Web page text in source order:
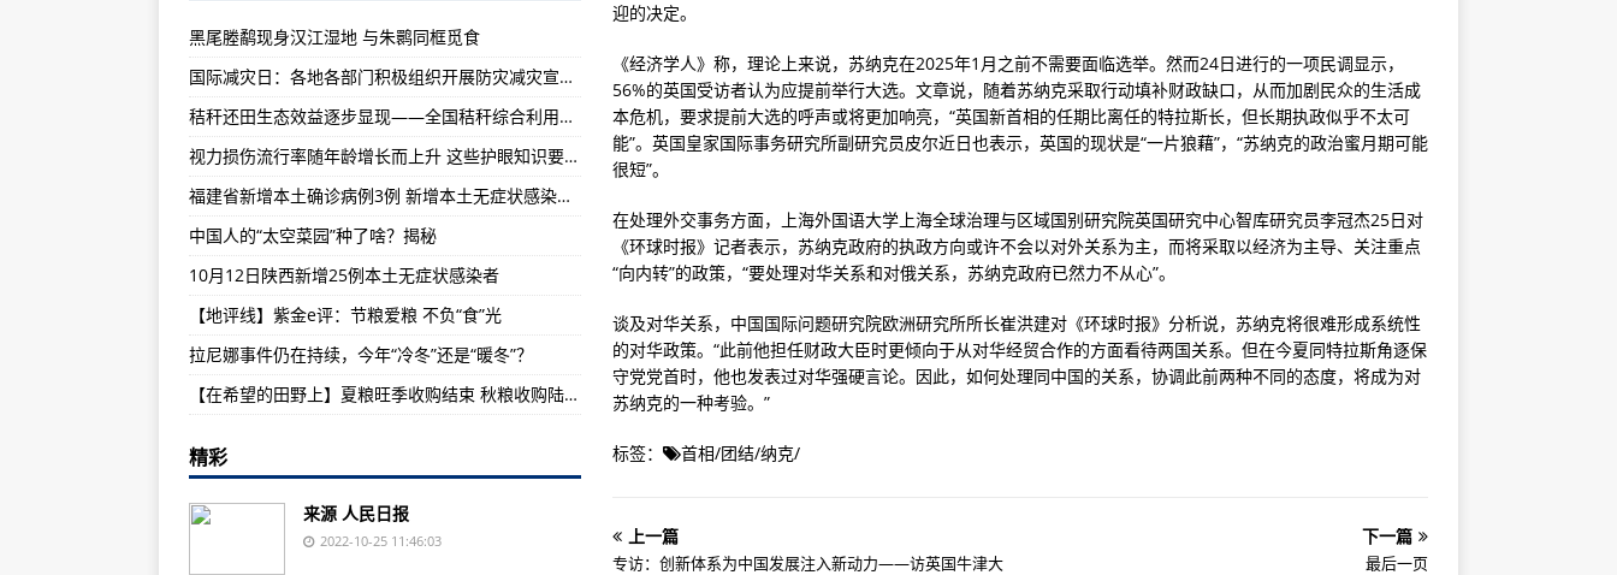
知“世”宝典③：提到巴西 你除了知道桑巴军团外还应知道“五星上将”
日研究人员报告从小行星“龙宫”采集的气体样本组分
意大利新政府宣誓就职 梅洛尼成首位女总理
卡塔尔世界杯倒计时 义乌厂商正赶制近百万颗官方授权纪念品足球
世界杯巡礼32强A组③：低调的南美球队 别小觑厄瓜多尔
日本食品价格加速上涨 9月涨幅创近41年来新高
苏纳克就任首相开始“纠错”，警告“不团结就灭亡”
专访：创新体系为中国发展注入新动力——访英国牛津大学技术与管理发展研究中心主任傅晓岚
迎的决定。
《经济学人》称，理论上来说，苏纳克在2025年1月之前不需要面临选举。然而24日进行的一项民调显示，
56%的英国受访者认为应提前举行大选。文章说，随着苏纳克采取行动填补财政缺口，从而加剧民众的生活成
本危机，要求提前大选的呼声或将更加响亮，“英国新首相的任期比离任的特拉斯长，但长期执政似乎不太可
能”。英国皇家国际事务研究所副研究员皮尔近日也表示，英国的现状是“一片狼藉”，“苏纳克的政治蜜月期可能
很短”。
在处理外交事务方面，上海外国语大学上海全球治理与区域国别研究院英国研究中心智库研究员李冠杰25日对
《环球时报》记者表示，苏纳克政府的执政方向或许不会以对外关系为主，而将采取以经济为主导、关注重点
“向内转”的政策，“要处理对华关系和对俄关系，苏纳克政府已然力不从心”。
谈及对华关系，中国国际问题研究院欧洲研究所所长崔洪建对《环球时报》分析说，苏纳克将很难形成系统性
的对华政策。“此前他担任财政大臣时更倾向于从对华经贸合作的方面看待两国关系。但在今夏同特拉斯角逐保
守党党首时，他也发表过对华强硬言论。因此，如何处理同中国的关系，协调此前两种不同的态度，将成为对
苏纳克的一种考验。”
标签： 首相/团结/纳克/
上一篇
专访：创新体系为中国发展注入新动力——访英国牛津大
下一篇
最后一页
黑尾塍鹬现身汉江湿地 与朱鹮同框觅食
国际减灾日：各地各部门积极组织开展防灾减灾宣传教育活动
秸秆还田生态效益逐步显现——全国秸秆综合利用率超88%
视力损伤流行率随年龄增长而上升 这些护眼知识要牢记
福建省新增本土确诊病例3例 新增本土无症状感染者2例
中国人的“太空菜园”种了啥？揭秘
10月12日陕西新增25例本土无症状感染者
【地评线】紫金e评：节粮爱粮 不负“食”光
拉尼娜事件仍在持续，今年“冷冬”还是“暖冬”？
【在希望的田野上】夏粮旺季收购结束 秋粮收购陆续展开
精彩
来源 人民日报
2022-10-25 11:46:03